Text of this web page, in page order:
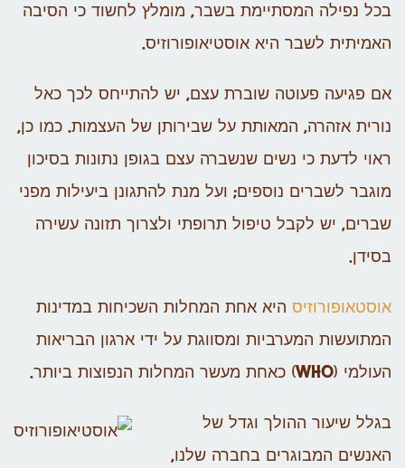
בכל נפילה המסתיימת בשבר, מומלץ לחשוד כי הסיבה
האמיתית לשבר היא אוסטיאופורוזיס.
אם פגיעה פעוטה שוברת עצם, יש להתייחס לכך כאל
נורית אזהרה, המאותת על שבירותן של העצמות. כמו כן,
ראוי לדעת כי נשים שנשברה עצם בגופן נתונות בסיכון
מוגבר לשברים נוספים; ועל מנת להתגונן ביעילות מפני
שברים, יש לקבל טיפול תרופתי ולצרוך תזונה עשירה
בסידן.
אוסטאופורוזיס היא אחת המחלות השכיחות במדינות
המתועשות המערביות ומסווגת על ידי ארגון הבריאות
העולמי (WHO) כאחת מעשר המחלות הנפוצות ביותר.
בגלל שיעור ההולך וגדל של
האנשים המבוגרים בחברה שלנו,